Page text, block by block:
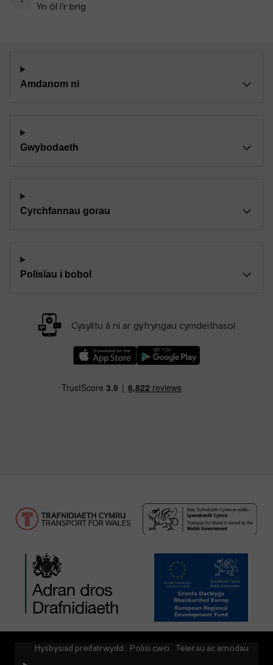
Yn ôl i’r brig
Amdanom ni
Gwybodaeth
Cyrchfannau gorau
Polisïau i bobol
Cysylltu â ni ar gyfryngau cymdeithasol
Hysbysiad preifatrwydd Polisi cwci Telerau ac amodau